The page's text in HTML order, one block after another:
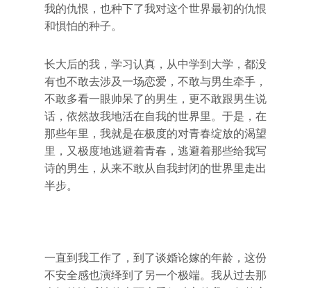
我的仇恨，也种下了我对这个世界最初的仇恨
和惧怕的种子。
长大后的我，学习认真，从中学到大学，都没
有也不敢去涉及一场恋爱，不敢与男生牵手，
不敢多看一眼帅呆了的男生，更不敢跟男生说
话，依然故我地活在自我的世界里。于是，在
那些年里，我就是在极度的对青春绽放的渴望
里，又极度地逃避着青春，逃避着那些给我写
诗的男生，从来不敢从自我封闭的世界里走出
半步。
一直到我工作了，到了谈婚论嫁的年龄，这份
不安全感也演绎到了另一个极端。我从过去那